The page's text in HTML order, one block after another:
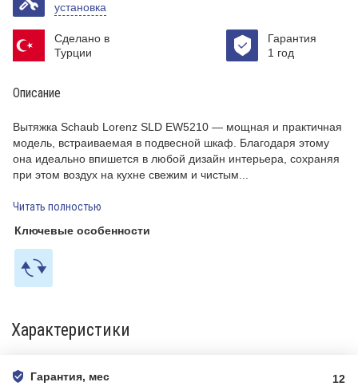
установка
Сделано в
Турции
Гарантия
1 год
Описание
Вытяжка Schaub Lorenz SLD EW5210 — мощная и практичная
модель, встраиваемая в подвесной шкаф. Благодаря этому
она идеально впишется в любой дизайн интерьера, сохраняя
при этом воздух на кухне свежим и чистым
Читать полностью
Ключевые особенности
Характеристики
Гарантия, мес 12